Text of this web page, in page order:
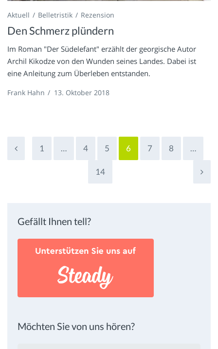
Aktuell Belletristik Rezension
Den Schmerz plündern
Im Roman "Der Südelefant" erzählt der georgische Autor
Archil Kikodze von den Wunden seines Landes. Dabei ist
eine Anleitung zum Überleben entstanden.
Frank Hahn / 13. Oktober 2018
1 … 4 5 6 7 8 …
14
Gefällt Ihnen tell?
Möchten Sie von uns hören?